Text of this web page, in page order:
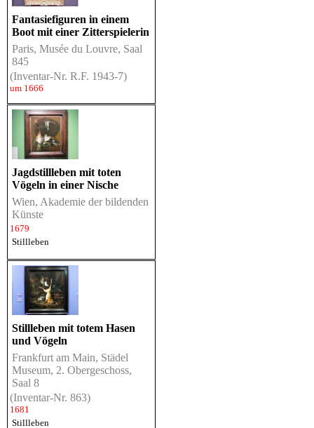
Fantasiefiguren in einem
Boot mit einer Zitterspielerin
Paris, Musée du Louvre, Saal
845
(Inventar-Nr. R.F. 1943-7)
um 1666
Jagdstillleben mit toten
Vögeln in einer Nische
Wien, Akademie der bildenden
Künste
1679
Stillleben
Stillleben mit totem Hasen
und Vögeln
Frankfurt am Main, Städel
Museum, 2. Obergeschoss,
Saal 8
(Inventar-Nr. 863)
1681
Stillleben